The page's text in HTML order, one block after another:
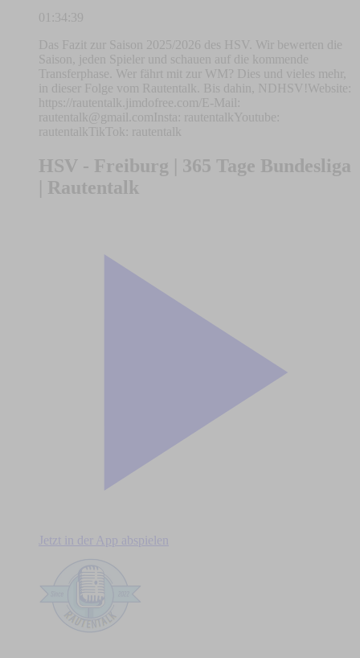
01:34:39
Das Fazit zur Saison 2025/2026 des HSV. Wir bewerten die
Saison, jeden Spieler und schauen auf die kommende
Transferphase. Wer fährt mit zur WM? Dies und vieles mehr,
in dieser Folge vom Rautentalk. Bis dahin, NDHSV!Website:
https://rautentalk.jimdofree.com/E-Mail:
rautentalk@gmail.comInsta : rautentalkYoutube:
rautentalkTikTok: rautentalk
HSV - Freiburg | 365 Tage Bundesliga
| Rautentalk
Jetzt in der App abspielen